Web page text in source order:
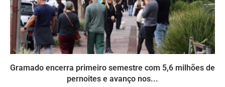
Gramado encerra primeiro semestre com 5,6 milhões de
pernoites e avanço nos...